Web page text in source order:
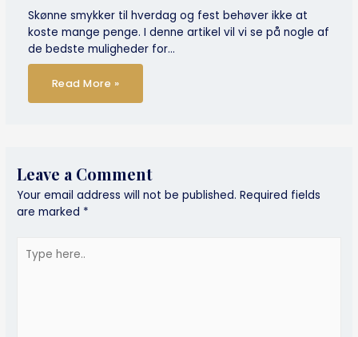
Skønne smykker til hverdag og fest behøver ikke at
koste mange penge. I denne artikel vil vi se på nogle af
de bedste muligheder for…
Read More »
Leave a Comment
Your email address will not be published. Required fields
are marked *
here..